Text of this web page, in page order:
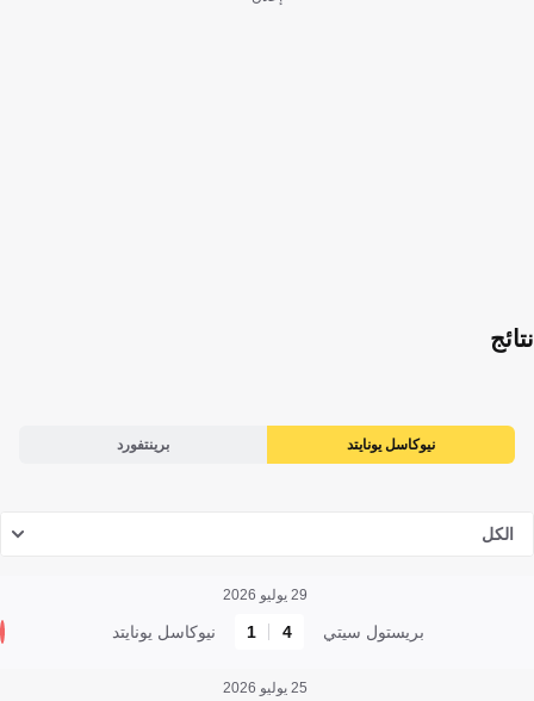
نتائج
نيوكاسل يونايتد برينتفورد
الكل
29 يوليو 2026
بريستول سيتي 4
1 نيوكاسل يونايتد
25 يوليو 2026